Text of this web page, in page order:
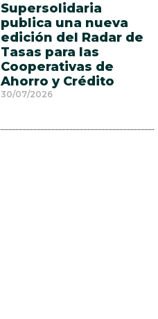
Supersolidaria
publica una nueva
edición del Radar de
Tasas para las
Cooperativas de
Ahorro y Crédito
30/07/2026